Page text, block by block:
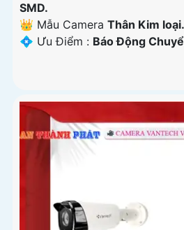
SMD.
👑 Mẫu Camera Thân Kim loại.
️💠 Ưu Điểm : Báo Động